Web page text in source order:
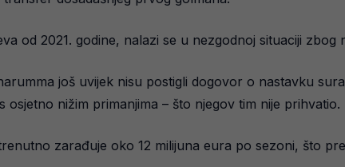
od 2021. godine, nalazi se u nezgodnoj situaciji
još uvijek nisu postigli dogovor o nastavku
nižim primanjima – što njegov tim nije prihvatio.
zarađuje oko 12 milijuna eura po sezoni, što